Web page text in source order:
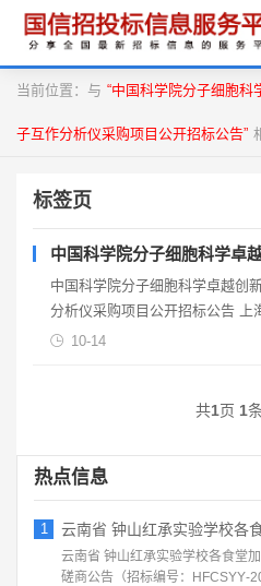
当前位置：与 “中国科学院分子细胞
子互作分析仪采购项目公开招标公告”
标签页
中国科学院分子细胞科学卓
中国科学院分子细胞科学卓越创
分析仪采购项目公开招标公告 上海 2025-10-14一、项
本情况项目编号：STC25A570项
10-14
共1页 1
热点信息
1 云南省 钟山红承实验学校各
云南省 钟山红承实验学校各食堂
磋商公告（招标编号：